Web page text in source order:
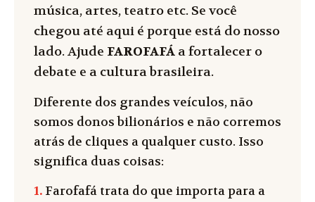
música, artes, teatro etc. Se você
chegou até aqui é porque está do nosso
lado. Ajude FAROFAFÁ a fortalecer o
debate e a cultura brasileira.
Diferente dos grandes veículos, não
somos donos bilionários e não corremos
atrás de cliques a qualquer custo. Isso
significa duas coisas:
1. Farofafá trata do que importa para a